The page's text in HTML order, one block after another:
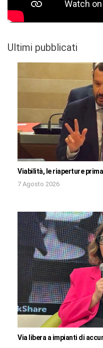
Ultimi pubblicati
Viabilità, le riaperture
7 Agosto 2026
Via libera a impianti di